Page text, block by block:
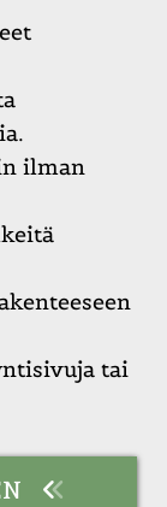
ilman
tai